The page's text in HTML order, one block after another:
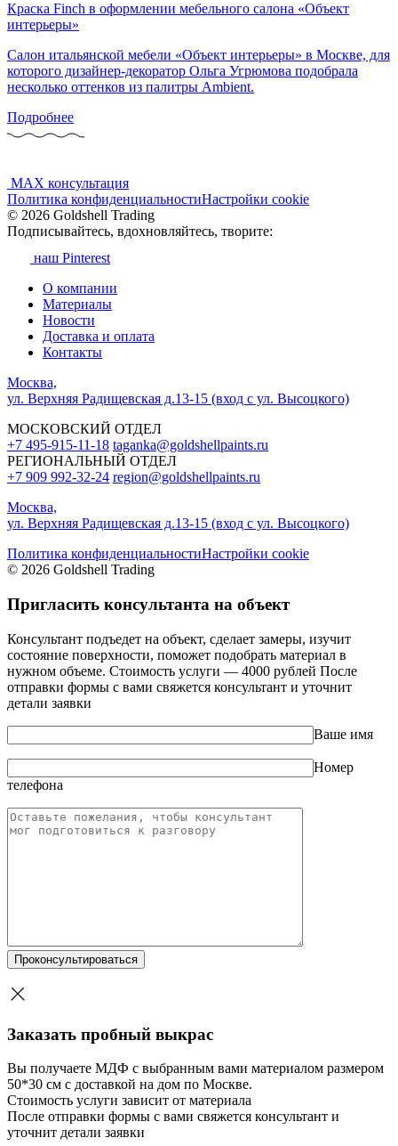
Краска Finch в оформлении мебельного салона «Объект
интерьеры»
Салон итальянской мебели «Объект интерьеры» в Москве, для
которого дизайнер-декоратор Ольга Угрюмова подобрала
несколько оттенков из палитры Ambient.
Подробнее
MAX консультация
Политика конфиденциальностиНастройки cookie
© 2026 Goldshell Trading
Подписывайтесь, вдохновляйтесь, творите:
наш Pinterest
О компании
Материалы
Новости
Доставка и оплата
Контакты
Москва,
ул. Верхняя Радищевская д.13-15 (вход с ул. Высоцкого)
МОСКОВСКИЙ ОТДЕЛ
+7 495-915-11-18 taganka@goldshellpaints.ru
РЕГИОНАЛЬНЫЙ ОТДЕЛ
+7 909 992-32-24‬ region@goldshellpaints.ru
Москва,
ул. Верхняя Радищевская д.13-15 (вход с ул. Высоцкого)
Политика конфиденциальностиНастройки cookie
© 2026 Goldshell Trading
Пригласить консультанта на объект
Консультант подъедет на объект, сделает замеры, изучит
состояние поверхности, поможет подобрать материал в
нужном объеме. Стоимость услуги — 4000 рублей После
отправки формы с вами свяжется консультант и уточнит
детали заявки
Ваше имя
Номер
телефона
Заказать пробный выкрас
Вы получаете МДФ с выбранным вами материалом размером
50*30 см с доставкой на дом по Москве.
Стоимость услуги зависит от материала
После отправки формы с вами свяжется консультант и
уточнит детали заявки